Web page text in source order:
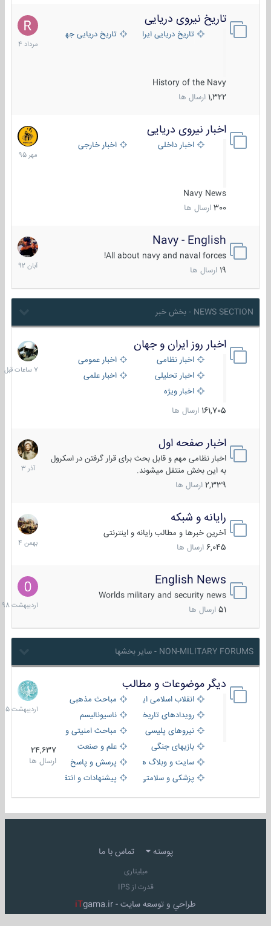
تاریخ نیروی دریایی
تاریخ دریایی ایران تاریخ دریایی جهان
History of the Navy
1,322 ارسال ها
16
مرداد
1404
اخبار نیروی دریایی
اخبار داخلی اخبار خارجی
Navy News
300 ارسال ها
27
مهر
1395
Navy - English
All about navy and naval forces!
ارسال ها
22
آبان
1392
NEWS SECTION - بخش خبر
اخبار روز ایران و جهان
اخبار نظامی
اخبار عمومی
اخبار تحلیلی
اخبار علمی
اخبار ویژه
161,705 ارسال ها
7
ساعات
قبل
اخبار صفحه اول
اخبار نظامی مهم و قابل بحث برای قرار گرفتن در اسکرول
به این بخش منتقل میشوند.
2,339 ارسال ها
7
آذر
1403
رایانه و شبکه
آخرین خبرها و مطالب رایانه و اینترنتی
6,045 ارسال ها
30
بهمن
1404
English News
Worlds military and security news
51 ارسال ها
10
1398
NON-MILITARY FORUMS - سایر بخشها
دیگر موضوعات و مطالب
انقلاب اسلامی ایران
مباحث مذهبی
رویدادهای تاریخی و مذهبیناسیونالیسم
نیروهای پلیسی
مباحث امنیتی و اطلاعاتی
بازیهای جنگی
علم و صنعت
سایت و وبلاگ ها
پرسش و پاسخ
پزشکی و سلامتی
پیشنهادات و انتقادات
24,637
ارسال ها
8
1405
پوسته تماس با ما
میلیتاری
قدرت از IPS
طراحي و توسعه سايت - iTgama.ir